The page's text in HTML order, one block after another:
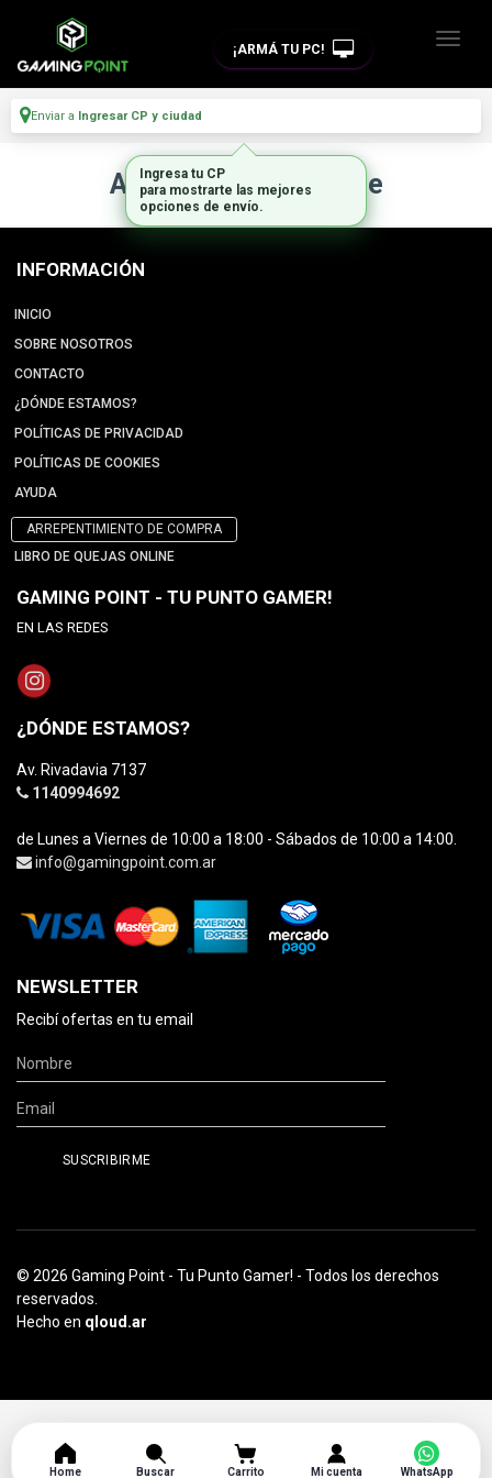
¡ARMÁ TU PC!
Enviar a Ingresar CP y ciudad
Artículo no disponible
INFORMACIÓN
INICIO
SOBRE NOSOTROS
CONTACTO
¿DÓNDE ESTAMOS?
POLÍTICAS DE PRIVACIDAD
POLÍTICAS DE COOKIES
AYUDA
ARREPENTIMIENTO DE COMPRA
LIBRO DE QUEJAS ONLINE
GAMING POINT - TU PUNTO GAMER!
EN LAS REDES
¿DÓNDE ESTAMOS?
Av. Rivadavia 7137
1140994692
de Lunes a Viernes de 10:00 a 18:00 - Sábados de 10:00 a 14:00.
info@gamingpoint.com.ar
NEWSLETTER
Recibí ofertas en tu email
© 2026 Gaming Point - Tu Punto Gamer! - Todos los derechos
reservados.
Hecho en qloud.ar
Home Buscar Carrito Mi cuenta
Ingresa tu CP
para mostrarte las mejores
opciones de envío.